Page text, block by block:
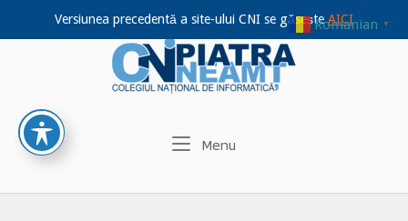
Versiunea precedentă a site-ului CNI se găseșteAICI
Home
Menu
Romanian ▼